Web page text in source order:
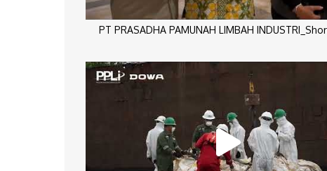
PT PRASADHA PAMUNAH LIMBAH